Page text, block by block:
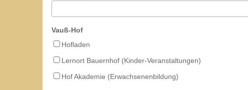
Vauß-Hof
Hofladen
Lernort Bauernhof (Kinder-Veranstaltungen)
Hof Akademie (Erwachsenenbildung)